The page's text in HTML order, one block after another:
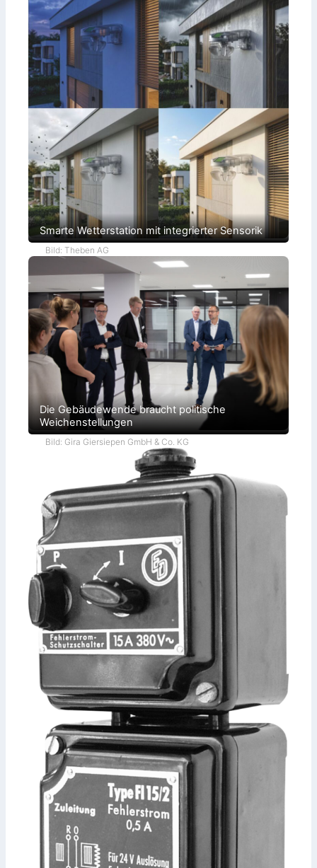
Smarte Wetterstation mit integrierter Sensorik
Bild: Theben AG
Die Gebäudewende braucht politische
Weichenstellungen
Bild: Gira Giersiepen GmbH & Co. KG